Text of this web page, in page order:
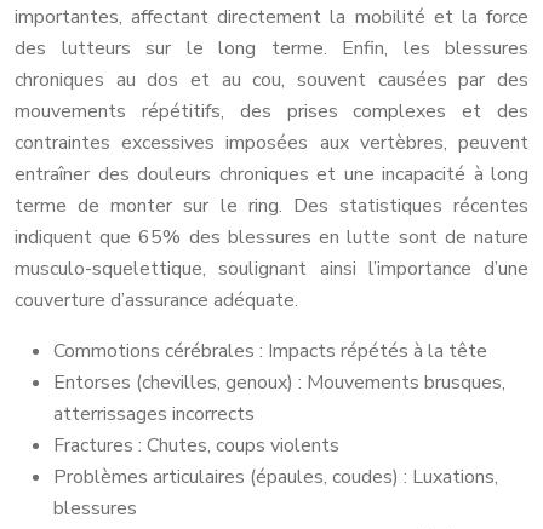
importantes, affectant directement la mobilité et la force
des lutteurs sur le long terme. Enfin, les blessures
chroniques au dos et au cou, souvent causées par des
mouvements répétitifs, des prises complexes et des
contraintes excessives imposées aux vertèbres, peuvent
entraîner des douleurs chroniques et une incapacité à long
terme de monter sur le ring. Des statistiques récentes
indiquent que 65% des blessures en lutte sont de nature
musculo-squelettique, soulignant ainsi l’importance d’une
couverture d’assurance adéquate.
Commotions cérébrales : Impacts répétés à la tête
Entorses (chevilles, genoux) : Mouvements brusques,
atterrissages incorrects
Fractures : Chutes, coups violents
Problèmes articulaires (épaules, coudes) : Luxations,
blessures